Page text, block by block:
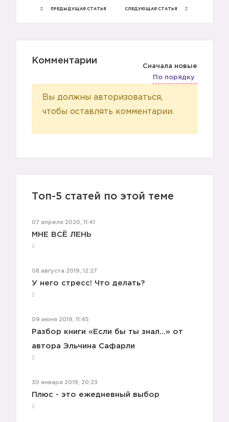
ПРЕДЫДУЩАЯ СТАТЬЯ СЛЕДУЮЩАЯ СТАТЬЯ
Комментарии
Сначала новые
По порядку
Вы должны авторизоваться,
чтобы оставлять комментарии.
Топ-5 статей по этой теме
07 апреля 2020, 11:41
МНЕ ВСЁ ЛЕНЬ
08 августа 2019, 12:27
У него стресс! Что делать?
09 июня 2019, 11:45
Разбор книги «Если бы ты знал...» от
автора Эльчина Сафарли
30 января 2019, 20:23
Плюс - это ежедневный выбор